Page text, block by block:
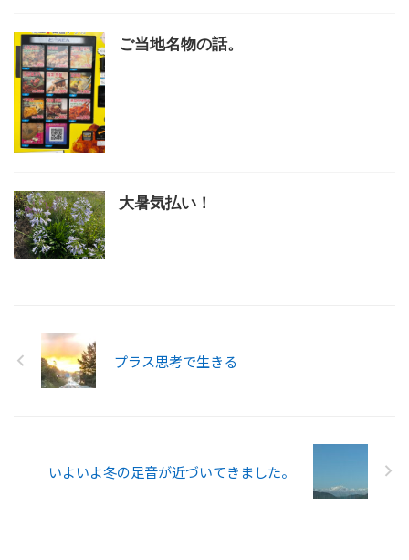
ご当地名物の話。
大暑気払い！
プラス思考で生きる
いよいよ冬の足音が近づいてきました。